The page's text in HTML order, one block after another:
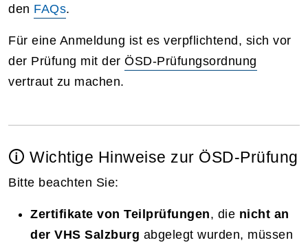
den FAQs.
Für eine Anmeldung ist es verpflichtend, sich vor
der Prüfung mit der ÖSD-Prüfungsordnung
vertraut zu machen.
🛈 Wichtige Hinweise zur ÖSD-Prüfung
Bitte beachten Sie:
Zertifikate von Teilprüfungen, die nicht an
der VHS Salzburg abgelegt wurden, müssen